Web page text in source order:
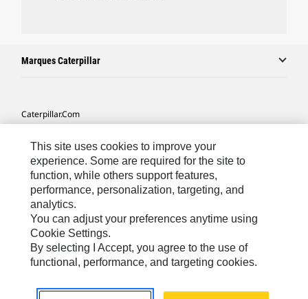
Marques Caterpillar
Caterpillar.com
Mes Préférences Marketing
Plan Du Site
Cookie Settings
Légales
Confidentialité
Europe - Français© 2026 Caterpillar. Tous droits réservés.
This site uses cookies to improve your
experience. Some are required for the site to
function, while others support features,
performance, personalization, targeting, and
analytics.
You can adjust your preferences anytime using
Cookie Settings.
By selecting I Accept, you agree to the use of
functional, performance, and targeting cookies.